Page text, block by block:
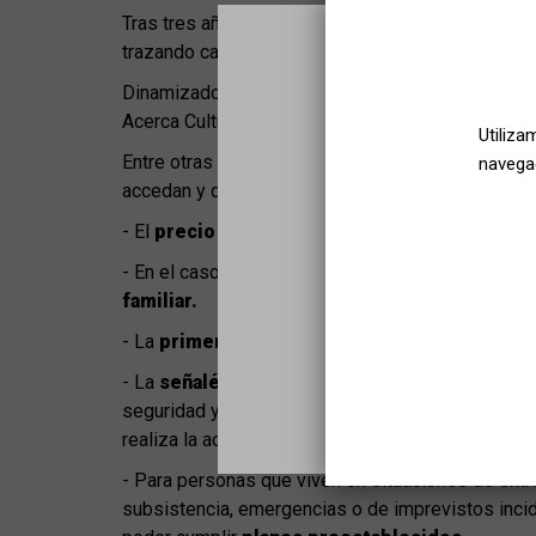
Tras tres años, nos sigue emocionando mucho
trazando caminos conjuntos para que se
Dinamizado por Germán Gullón, de VALBHY,
Acerca Cultura Madrid facilitar la
Entre otras muchas cosas, aprendimos que hay
accedan y disfruten de los espacios y
- El precio sigue siendo la mayor barrera
- En el caso del trabajo con infancia en situación
familiar.
- La primera persona
- La señalética
como todo el personal que se
seguridad y dignidad por el espacio (las
realiza la actividad).
- Para personas que viven en situaciones de
subsistencia, emergencias o de imprevistos